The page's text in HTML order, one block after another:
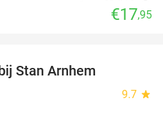
€17,95
Stan Arnhem
9.7 star